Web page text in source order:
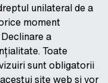
unilateral de a
moment
a
Toate
sunt obligatorii
site web și vor